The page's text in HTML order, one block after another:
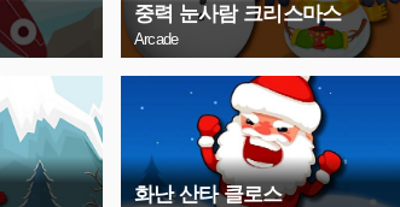
중력 눈사람 크리스마스
Arcade
화난 산타 클로스